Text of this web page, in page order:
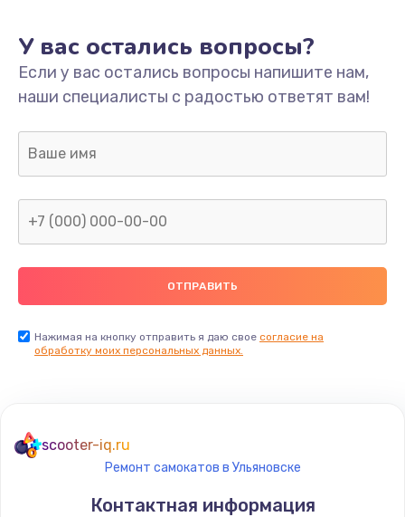
Замена/Pемонт карбюратора
1300 руб.
Заказать
Ремонт капиллярной трубки
400 руб.
Заказать
1200 руб.
У вас остались вопросы?
Если у вас остались вопросы напишите нам,
наши специалисты с радостью ответят вам!
Нажимая на кнопку отправить я даю свое согласие на
обработку моих персональных данных.
scooter-iq.ru
Ремонт самокатов в Ульяновске
Контактная информация